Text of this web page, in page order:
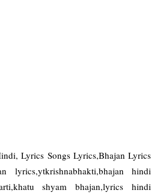
Lyrics Songs Lyrics,Bhajan Lyrics
lyrics,ytkrishnabhakti,bhajan hindi
shyam bhajan,lyrics hindi